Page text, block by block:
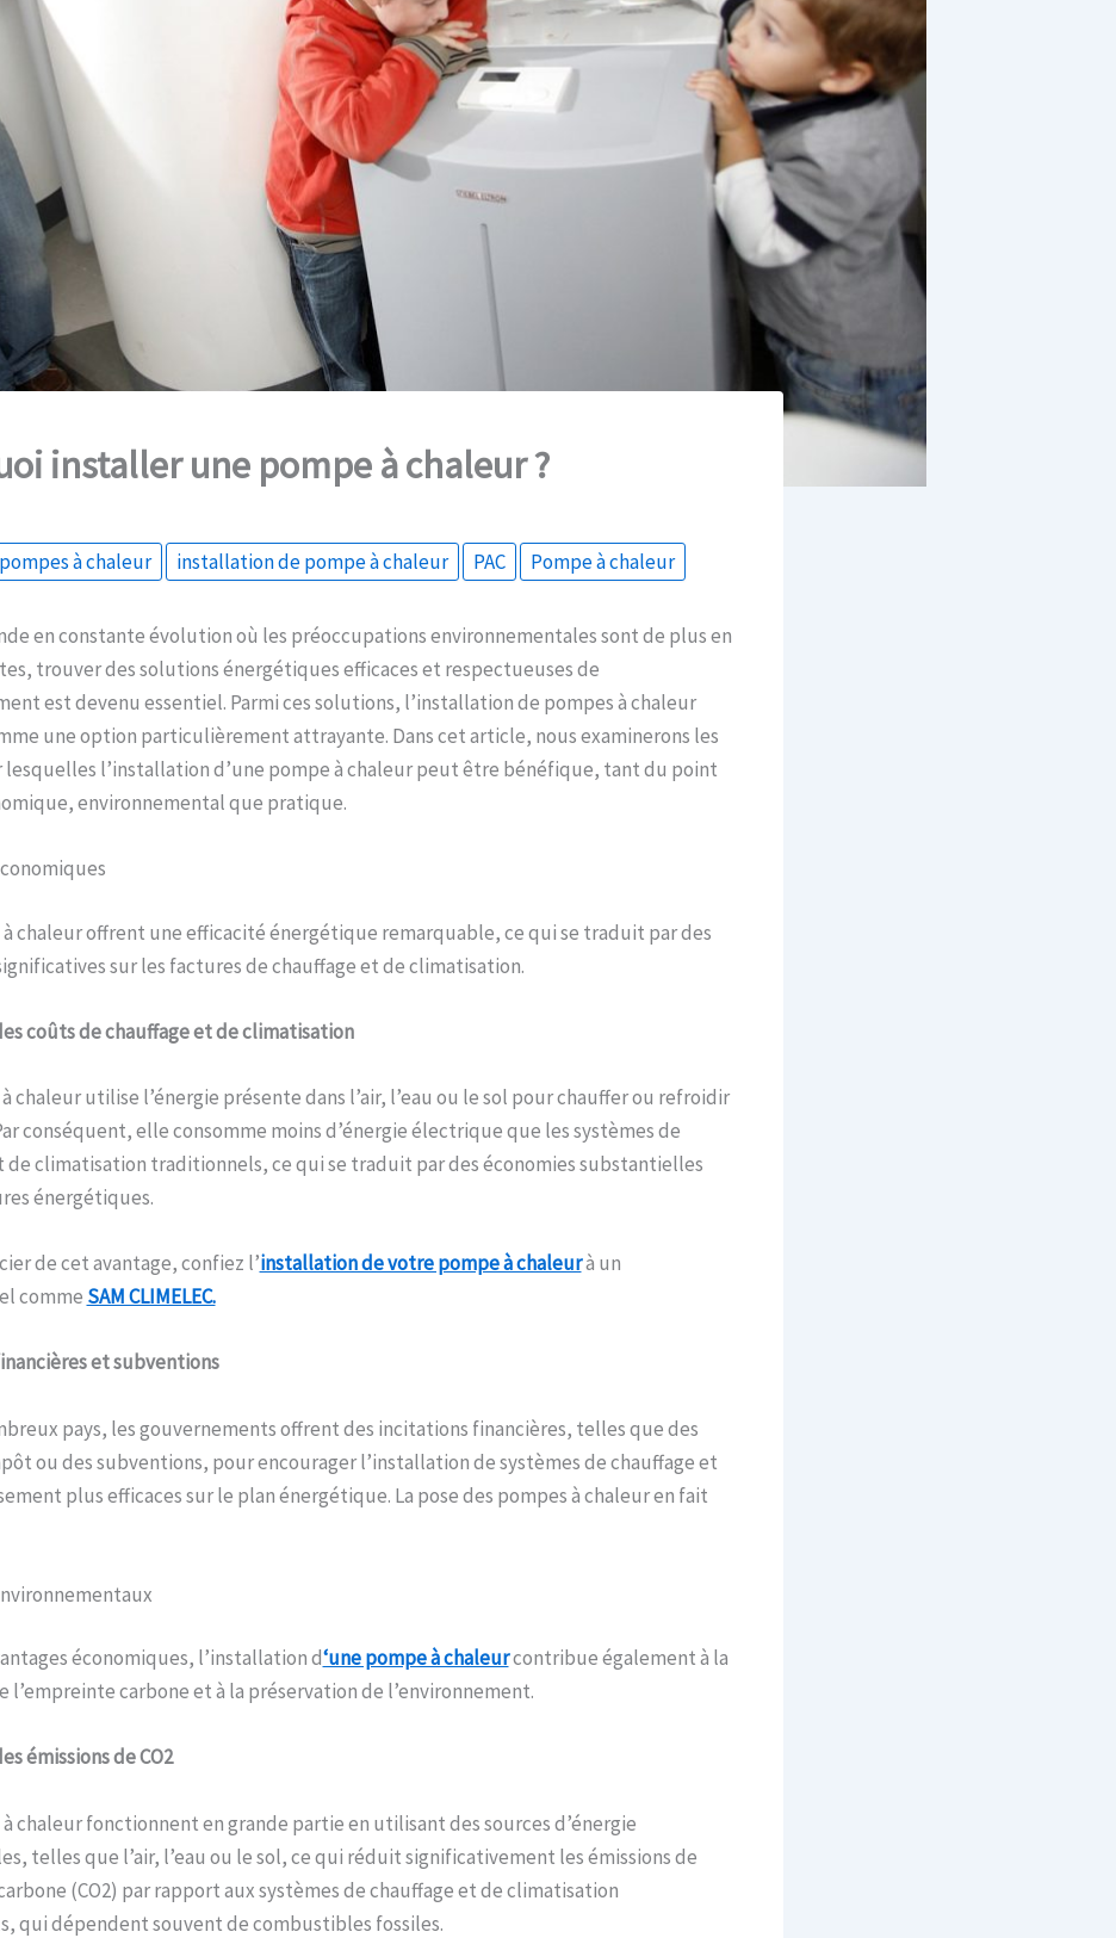
installer une pompe à chaleur ?
à chaleur installation de pompe à chaleur PAC Pompe à chaleur
en constante évolution où les préoccupations environnementales sont de plus en
trouver des solutions énergétiques efficaces et respectueuses de
est devenu essentiel. Parmi ces solutions, l’installation de pompes à chaleur
une option particulièrement attrayante. Dans cet article, nous examinerons les
lesquelles l’installation d’une pompe à chaleur peut être bénéfique, tant du point
environnemental que pratique.
à chaleur offrent une efficacité énergétique remarquable, ce qui se traduit par des
sur les factures de chauffage et de climatisation.
coûts de chauffage et de climatisation
chaleur utilise l’énergie présente dans l’air, l’eau ou le sol pour chauffer ou refroidir
conséquent, elle consomme moins d’énergie électrique que les systèmes de
de climatisation traditionnels, ce qui se traduit par des économies substantielles
énergétiques.
de cet avantage, confiez l’installation de votre pompe à chaleurà un
comme SAM CLIMELEC.
et subventions
pays, les gouvernements offrent des incitations financières, telles que des
ou des subventions, pour encourager l’installation de systèmes de chauffage et
plus efficaces sur le plan énergétique. La pose des pompes à chaleur en fait
économiques, l’installation d‘une pompe à chaleurcontribue également à la
l’empreinte carbone et à la préservation de l’environnement.
émissions de CO2
à chaleur fonctionnent en grande partie en utilisant des sources d’énergie
telles que l’air, l’eau ou le sol, ce qui réduit significativement les émissions de
(CO2) par rapport aux systèmes de chauffage et de climatisation
qui dépendent souvent de combustibles fossiles.